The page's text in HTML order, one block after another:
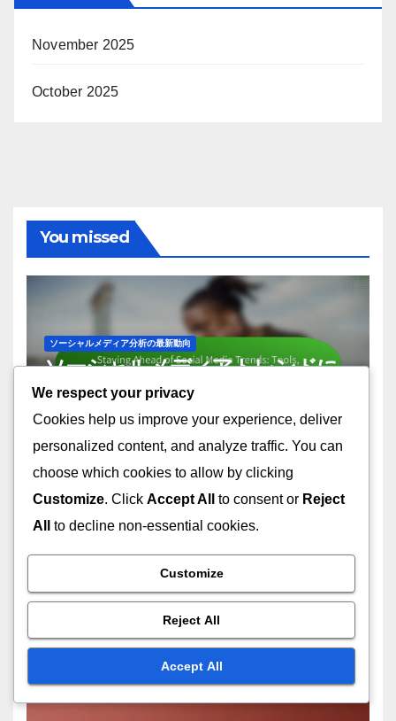
November 2025
October 2025
You missed
ソーシャルメディア分析の最新動向
ソーシャルメディアトレンドに
先んじる: ツール、テクニック、
インサイト
18/11/2025 HARUTO NISHIDA
ソーシャルメディアインサイ
ト：Product Development、
Best Practices and
Innovation
HARUTO NISHIDA
We respect your privacy
Cookies help us improve your experience, deliver
personalized content, and analyze traffic. You can
choose which cookies to allow by clicking
Customize. Click Accept All to consent or Reject
All
to decline non-essential cookies.
Customize
Reject All
Accept All